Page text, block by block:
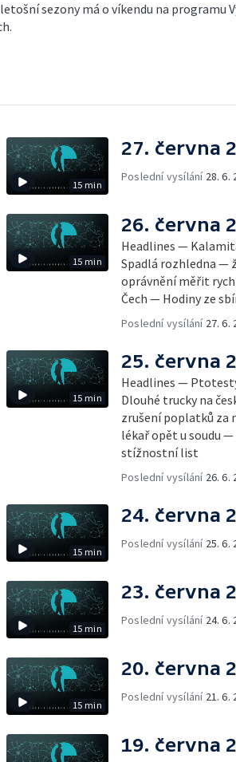
sezony má o víkendu na programu
15 min
27. června
Poslední vysílání 28. 6.
15 min
26. června
Headlines —
Spadlá rozhledna —
oprávnění měřit
Čech — Hodiny ze
Poslední vysílání 27. 6.
15 min
25. června
Headlines —
Dlouhé trucky na
zrušení poplatků za
lékař opět u soudu
stížnostní list
Poslední vysílání 26. 6.
15 min
24. června
Poslední vysílání 25. 6.
15 min
23. června
Poslední vysílání 24. 6.
15 min
20. června
Poslední vysílání 21. 6.
19. června